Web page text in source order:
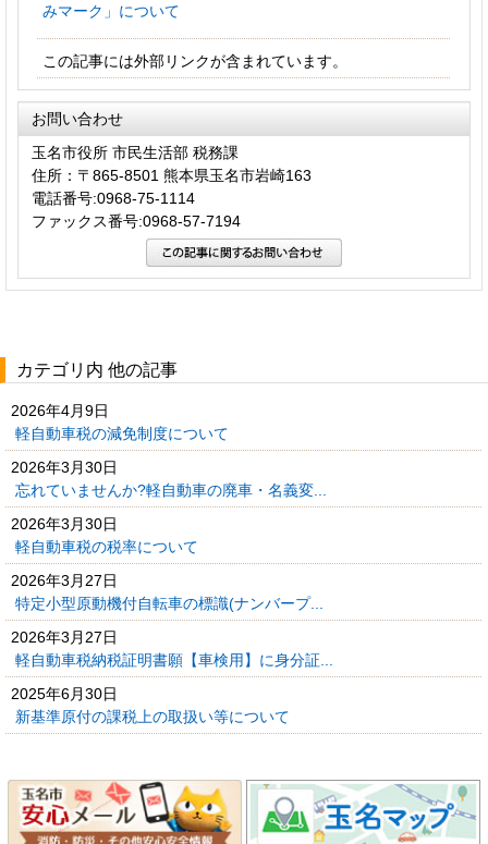
みマーク」について
この記事には外部リンクが含まれています。
お問い合わせ
玉名市役所 市民生活部 税務課
住所：〒865-8501 熊本県玉名市岩崎163
電話番号:0968-75-1114
ファックス番号:0968-57-7194
カテゴリ内 他の記事
2026年4月9日
軽自動車税の減免制度について
2026年3月30日
忘れていませんか?軽自動車の廃車・名義変...
2026年3月30日
軽自動車税の税率について
2026年3月27日
特定小型原動機付自転車の標識(ナンバープ...
2026年3月27日
軽自動車税納税証明書願【車検用】に身分証...
2025年6月30日
新基準原付の課税上の取扱い等について